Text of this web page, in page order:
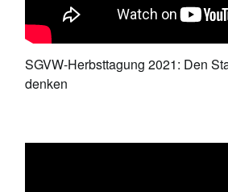
SGVW-Herbsttagung 2021: Den
denken